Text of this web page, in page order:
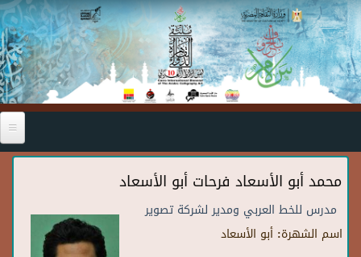
Skip to main content
محمد أبو الأسعاد فرحات أبو الأسعاد
مدرس للخط العربي ومدير لشركة تصوير
اسم الشهرة: أبو الأسعاد